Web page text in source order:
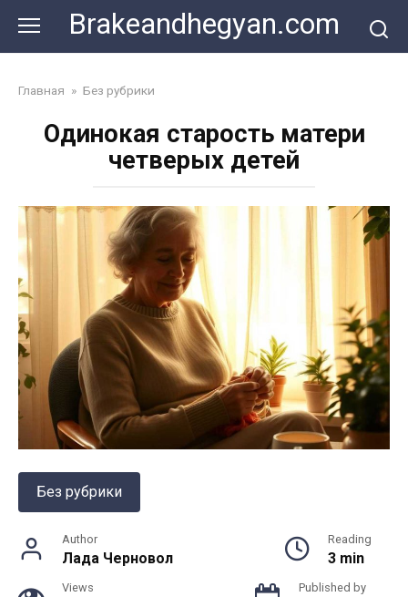
content
Brakeandhegyan.com
Главная » Без рубрики
Одинокая старость матери
четверых детей
Без рубрики
Author
Лада Черновол
Reading
3 min
Views Published by